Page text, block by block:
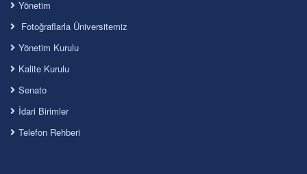
Yönetim
Fotoğraflarla Üniversitemiz
Yönetim Kurulu
Kalite Kurulu
Senato
İdari Birimler
Telefon Rehberi